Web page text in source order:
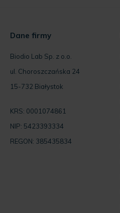
Dane firmy
Biodio Lab Sp. z o.o.
ul. Choroszczańska 24
15-732 Białystok
KRS: 0001074861
NIP: 5423393334
REGON: 385435834